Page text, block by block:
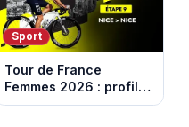
Sport
Tour de France
Femmes 2026 : profil
et horaires de la